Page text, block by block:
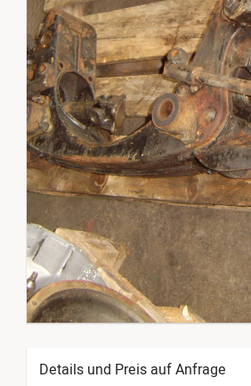
Details und Preis auf Anfrage